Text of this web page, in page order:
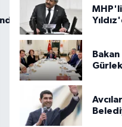
MHP'li
Bakan
Gürlek
Avcılar